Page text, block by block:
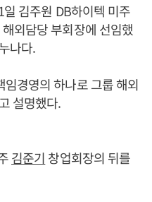
김주원 DB하이텍 미주
외담당 부회장에 선임했
나다.
경영의 하나로 그룹 해외
설명했다.
김준기 창업회장의 뒤를